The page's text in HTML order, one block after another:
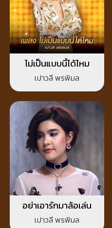
ไม่เป็นแบบนี้ได้ไหม
เปาวลี พรพิมล
อย่าเอารักมาล้อเล่น
เปาวลี พรพิมล